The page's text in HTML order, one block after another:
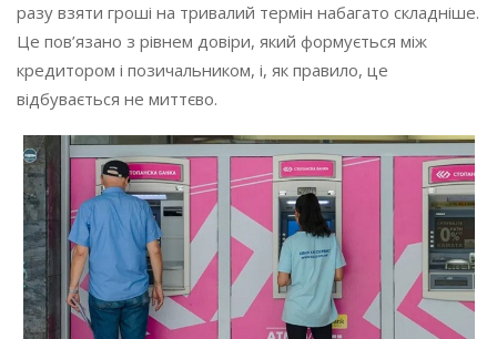
разу взяти гроші на тривалий термін набагато складніше.
Це пов’язано з рівнем довіри, який формується між
кредитором і позичальником, і, як правило, це
відбувається не миттєво.